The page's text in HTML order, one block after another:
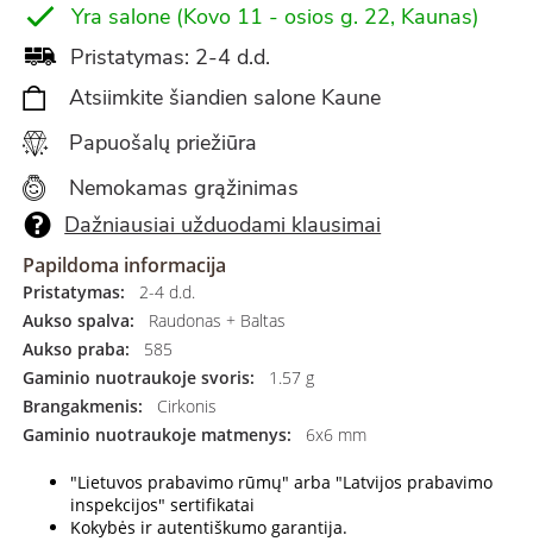
Yra salone (Kovo 11 - osios g. 22, Kaunas)
Pristatymas: 2-4 d.d.
Atsiimkite šiandien salone Kaune
Papuošalų priežiūra
Nemokamas grąžinimas
Dažniausiai užduodami klausimai
Papildoma informacija
Pristatymas:
2-4 d.d.
Aukso spalva:
Raudonas + Baltas
Aukso praba:
585
Gaminio nuotraukoje svoris:
1.57 g
Brangakmenis:
Cirkonis
Gaminio nuotraukoje matmenys:
6x6 mm
"Lietuvos prabavimo rūmų" arba "Latvijos prabavimo
inspekcijos" sertifikatai
Kokybės ir autentiškumo garantija.